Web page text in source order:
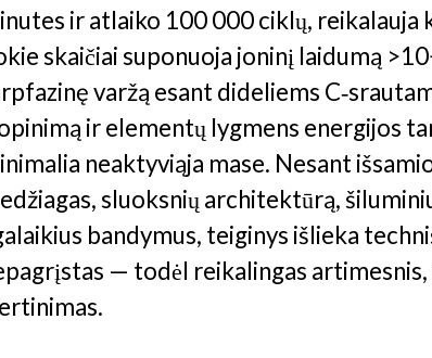
ir atlaiko 100 000 ciklų,
skaičiai suponuoja joninį laidumą
varžą esant dideliems
ir elementų lygmens energijos
neaktyviąja mase. Nesant
sluoksnių architektūrą,
bandymus, teiginys išlieka
— todėl reikalingas